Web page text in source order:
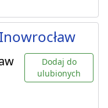
Dodaj do
ulubionych